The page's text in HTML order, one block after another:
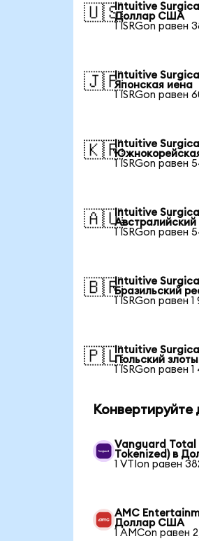
🇺🇸Intuitive
Доллар США
1 ISRGon равен
🇯🇵Intuitive
Японская иена
1 ISRGon равен
🇰🇷Intuitive
1 ISRGon равен
🇦🇺Intuitive
1 ISRGon равен
🇧🇷Intuitive
Бразильский
1 ISRGon равен
🇵🇱Intuitive
Польский
1 ISRGon равен 1
Конвертируйте
Vanguard Total
Tokenized) в
1 VTIon равен
AMC
Доллар США
1 AMCon равен